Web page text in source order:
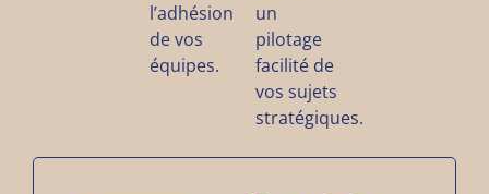
l’adhésion
de vos
équipes.
un
pilotage
facilité de
vos sujets
stratégiques.